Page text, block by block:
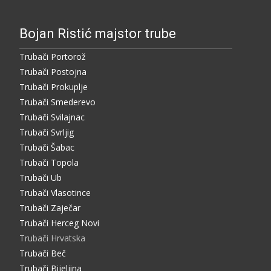
Bojan Ristić majstor trube
Trubači Portorož
Trubači Postojna
Trubači Prokuplje
Trubači Smederevo
Trubači Svilajnac
Trubači Svrljig
Trubači Šabac
Trubači Topola
Trubači Ub
Trubači Vlasotince
Trubači Zaječar
Trubači Herceg Novi
Trubači Hrvatska
Trubači Beč
Trubači Bijeljina